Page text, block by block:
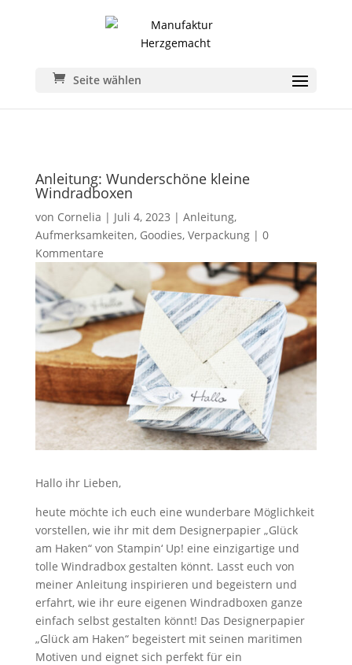
Seite wählen
Anleitung: Wunderschöne kleine
Windradboxen
von Cornelia | Juli 4, 2023 | Anleitung,
Aufmerksamkeiten, Goodies, Verpackung| 0
Kommentare
Hallo ihr Lieben,
heute möchte ich euch eine wunderbare Möglichkeit
vorstellen, wie ihr mit dem Designerpapier „Glück
am Haken“ von Stampin‘ Up! eine einzigartige und
tolle Windradbox gestalten könnt. Lasst euch von
meiner Anleitung inspirieren und begeistern und
erfahrt, wie ihr eure eigenen Windradboxen ganze
einfach selbst gestalten könnt! Das Designerpapier
„Glück am Haken“ begeistert mit seinen maritimen
Motiven und eignet sich perfekt für ein